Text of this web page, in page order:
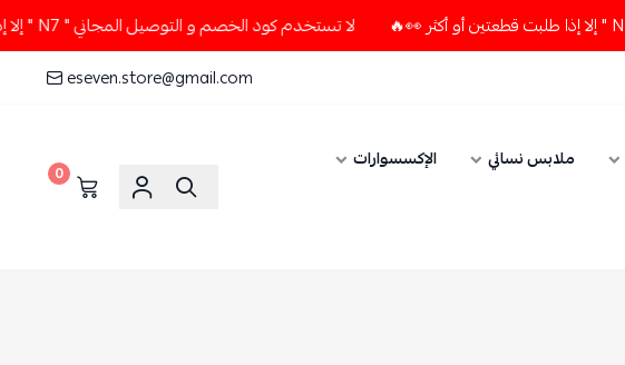
لا تستخدم كود الخصم و التوصيل المجاني " N7 " إلا إذا طلبت قطعتين أو أكثر 👀🔥
eseven.store@gmail.com
ملابس نسائي
الإكسسوارات
0